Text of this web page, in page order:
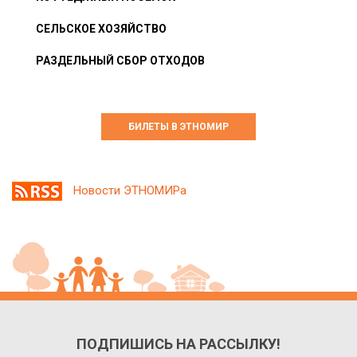
СЕЛЬСКОЕ ХОЗЯЙСТВО
РАЗДЕЛЬНЫЙ СБОР ОТХОДОВ
БИЛЕТЫ В ЭТНОМИР
Новости ЭТНОМИРа
ПОДПИШИСЬ НА РАССЫЛКУ!